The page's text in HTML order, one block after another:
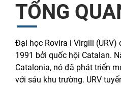
TỔNG
Đại học Rovira i Virgili
1991 bởi quốc hội Catalan.
Catalonia, nó đã phát triển
với sáu khu trường. URV